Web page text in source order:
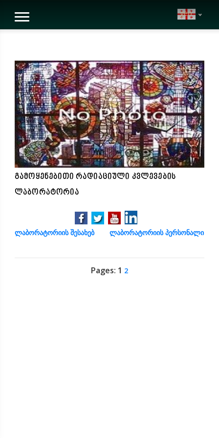
geo
გამოყენებითი რადიაციული კვლევების
ლაბორატორია
ლაბორატორიის შესახებ ლაბორატორიის პერსონალი
Pages: 1 2